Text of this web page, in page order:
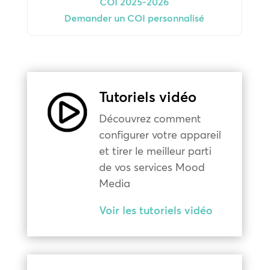
Demander un COI personnalisé
Tutoriels vidéo
Découvrez comment
configurer votre appareil
et tirer le meilleur parti
de vos services Mood
Media
Voir les tutoriels vidéo